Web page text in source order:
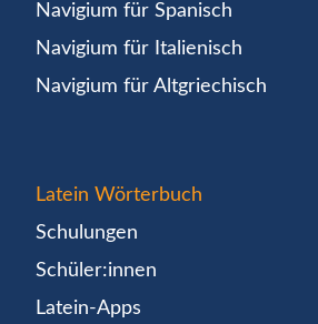
Navigium für Spanisch
Navigium für Italienisch
Navigium für Altgriechisch
Latein Wörterbuch
Schulungen
Schüler:innen
Latein-Apps